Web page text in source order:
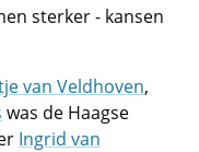
sterker - kansen
van Veldhoven,
was de Haagse
Ingrid van